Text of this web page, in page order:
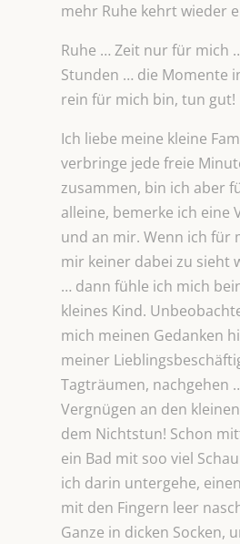
mehr Ruhe kehrt wieder
Ruhe … Zeit nur für mich
Stunden … die Momente
rein für mich bin, tun gut!
Ich liebe meine kleine
verbringe jede freie
zusammen, bin ich aber
alleine, bemerke ich eine
und an mir. Wenn ich für
mir keiner dabei zu sieht
… dann fühle ich mich
kleines Kind.
mich meinen Gedanken
meiner
Tagträumen, nachgehen
Vergnügen an den
dem Nichtstun! Schon
ein Bad mit soo viel
ich darin untergehe,
mit den Fingern leer
Ganze in dicken Socken,